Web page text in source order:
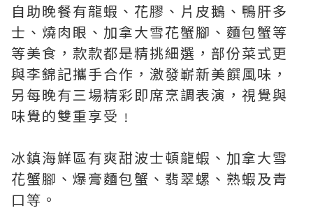
自助晚餐有龍蝦、花膠、片皮鵝、鴨肝多
士、燒肉眼、加拿大雪花蟹腳、麵包蟹等
等美食，款款都是精挑細選，部份菜式更
與李錦記攜手合作，激發嶄新美饌風味，
另每晚有三場精彩即席烹調表演，視覺與
味覺的雙重享受﹗
冰鎮海鮮區有爽甜波士頓龍蝦、加拿大雪
花蟹腳、爆膏麵包蟹、翡翠螺、熟蝦及青
口等。